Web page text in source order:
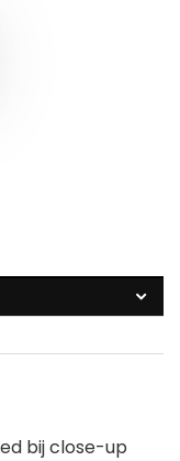
bij close-up